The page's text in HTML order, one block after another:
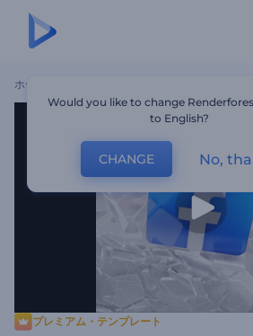
ホーム
プレミアム・テンプレート
Would you like to change
to English?
CHANGE No,